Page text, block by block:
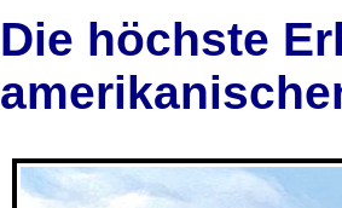
Die höchste